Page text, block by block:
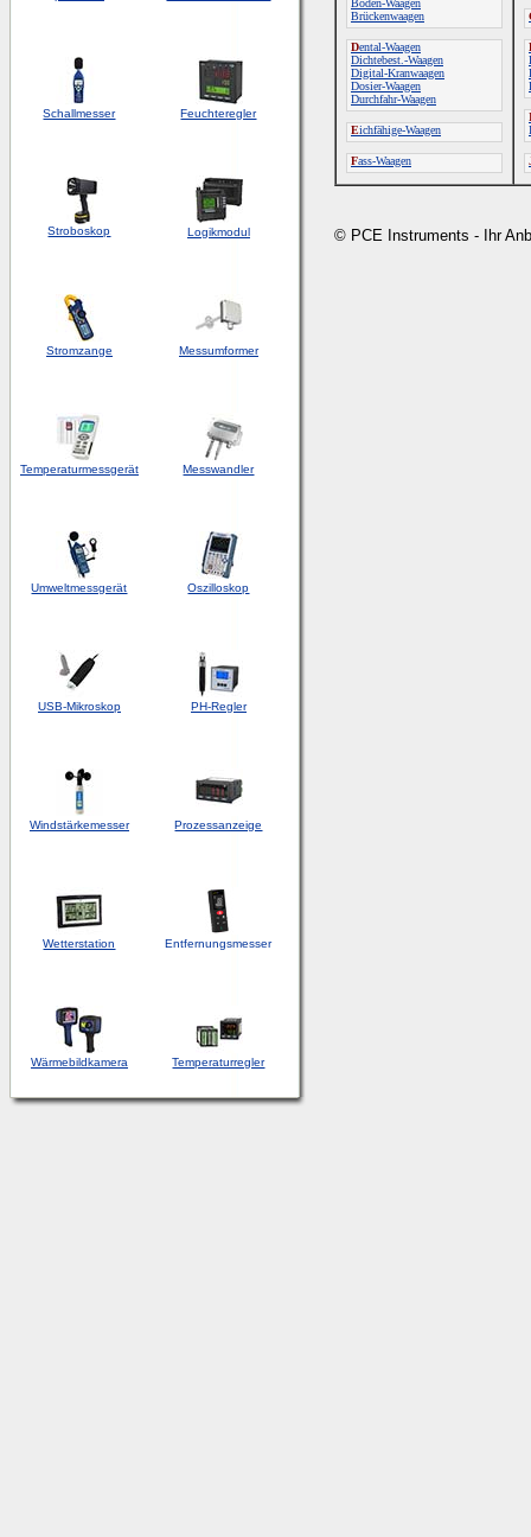
Schallmesser Feuchteregler
Stroboskop Logikmodul
Stromzange Messumformer
Temperaturmessgerät Messwandler
Umweltmessgerät Oszilloskop
USB-Mikroskop PH-Regler
Windstärkemesser Prozessanzeige
Wetterstation Entfernungsmesser
Wärmebildkamera Temperaturregler
Boden-Waagen
Brückenwaagen
Dental-Waagen
Dichtebest.-Waagen
Digital-Kranwaagen
Dosier-Waagen
Durchfahr-Waagen
Eichfähige-Waagen
Fass-Waagen
© PCE Instruments - Ihr